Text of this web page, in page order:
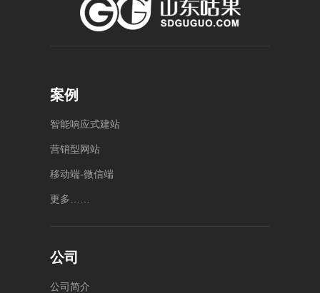
菏 泽
济 宁
泰 安
莱 芜
案例
智能响应式建站
营销型网站
移动端-微信端
更多
公司
公司简介